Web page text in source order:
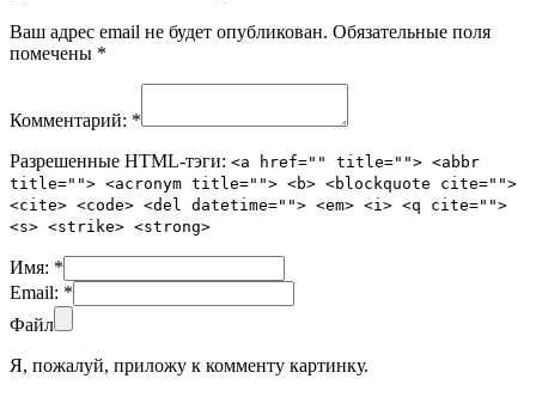
Ваш адрес email не будет опубликован. Обязательные поля
помечены *
Комментарий: *
Разрешенные HTML-тэги: <a href="" title=""> <abbr
title=""> <acronym title=""> <b> <blockquote cite="">
<cite> <code> <del datetime=""> <em> <i> <q cite="">
<s> <strike> <strong>
Имя: *
Email: *
Файл
Я, пожалуй, приложу к комменту картинку.